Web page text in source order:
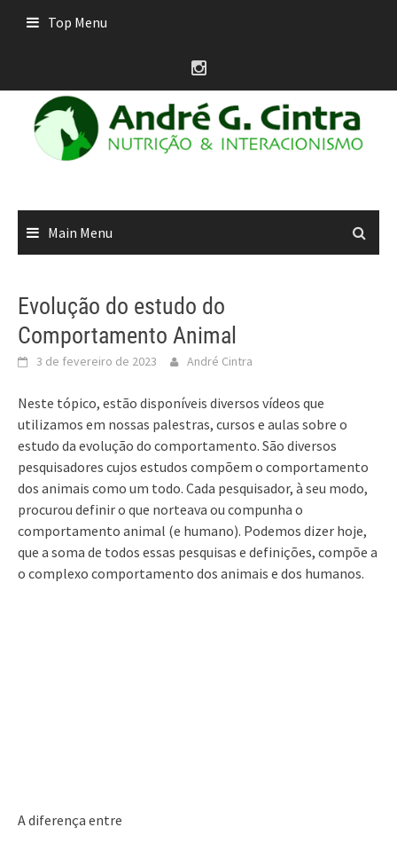
Top Menu
Main Menu
Evolução do estudo do
Comportamento Animal
3 de fevereiro de 2023 André Cintra
Neste tópico, estão disponíveis diversos vídeos que
utilizamos em nossas palestras, cursos e aulas sobre o
estudo da evolução do comportamento. São diversos
pesquisadores cujos estudos compõem o comportamento
dos animais como um todo. Cada pesquisador, à seu modo,
procurou definir o que norteava ou compunha o
comportamento animal (e humano). Podemos dizer hoje,
que a soma de todos essas pesquisas e definições, compõe a
o complexo comportamento dos animais e dos humanos.
A diferença entre